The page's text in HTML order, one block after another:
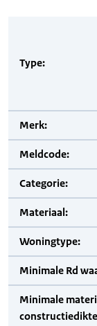
Type:
Merk:
Meldcode:
Categorie:
Materiaal:
Woningtype:
Minimale Rd
Minimale